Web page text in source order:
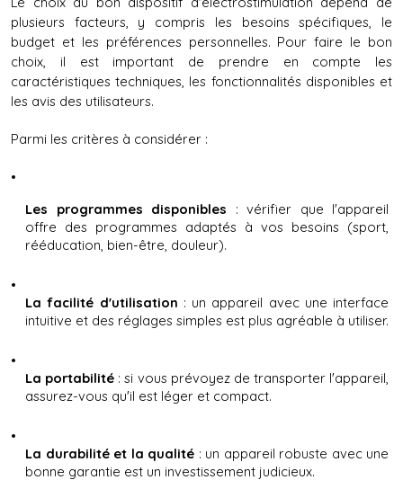
plusieurs facteurs, y compris les besoins spécifiques, le
budget et les préférences personnelles. Pour faire le bon
choix, il est important de prendre en compte les
caractéristiques techniques, les fonctionnalités disponibles et
les avis des utilisateurs.
Parmi les critères à considérer :
Les programmes disponibles : vérifier que l'appareil
offre des programmes adaptés à vos besoins (sport,
rééducation, bien-être, douleur).
La facilité d'utilisation : un appareil avec une interface
intuitive et des réglages simples est plus agréable à utiliser.
La portabilité : si vous prévoyez de transporter l'appareil,
assurez-vous qu'il est léger et compact.
La durabilité et la qualité : un appareil robuste avec une
bonne garantie est un investissement judicieux.